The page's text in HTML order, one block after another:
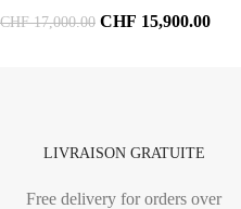
CHF17,000.00 CHF 15,900.00
LIVRAISON GRATUITE
Free delivery for orders over